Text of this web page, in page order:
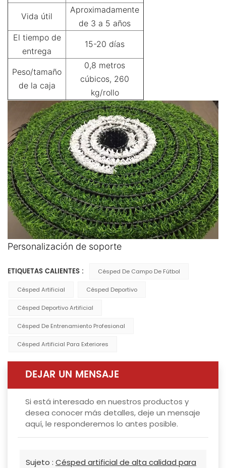
Vida útil
Aproximadamente
de 3 a 5 años
El tiempo de
entrega
15-20 días
Peso/tamaño
de la caja
0,8 metros
cúbicos, 260
kg/rollo
Personalización de soporte
ETIQUETAS CALIENTES : Césped De Campo De Fútbol
Césped Artificial Césped Deportivo
Césped Deportivo Artificial
Césped De Entrenamiento Profesional
Césped Artificial Para Exteriores
DEJAR UN MENSAJE
Si está interesado en nuestros productos y
desea conocer más detalles, deje un mensaje
aquí, le responderemos lo antes posible.
Sujeto : Césped artificial de alta calidad para